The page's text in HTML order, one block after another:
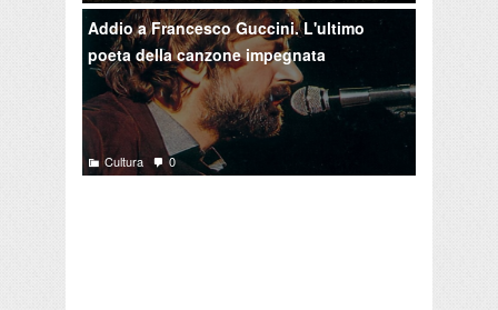
Addio a Francesco Guccini. L'ultimo
poeta della canzone impegnata
Cultura 0